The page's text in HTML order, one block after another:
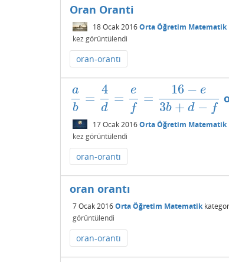
Oran Oranti
18 Ocak 2016Orta Öğretim Matematik
kez görüntülendi
oran-orantı
a
b
=
4
d
=
e
f
=
16 − e
3b + d − f
ab =4d =e f=16− e3b +d−f
17 Ocak 2016Orta Öğretim Matematik
kez görüntülendi
oran-orantı
oran orantı
7 Ocak 2016Orta Öğretim Matematik
görüntülendi
oran-orantı